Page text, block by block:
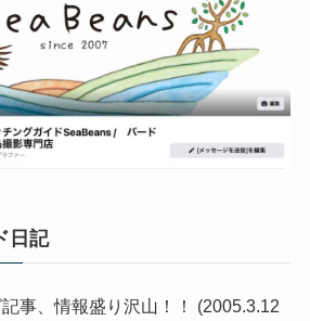
日記
事、情報盛り沢山！！ (2005.3.12